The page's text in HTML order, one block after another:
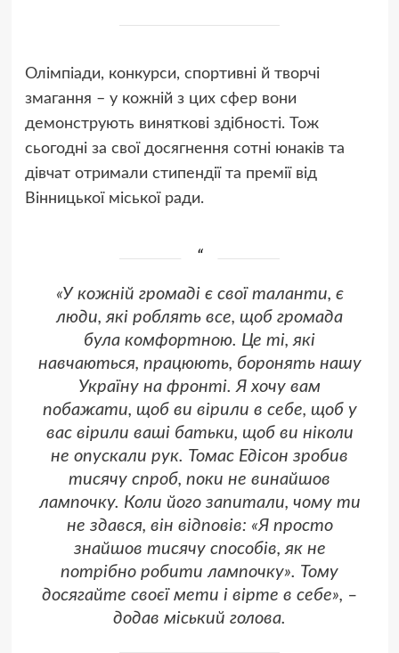
Олімпіади, конкурси, спортивні й творчі
змагання – у кожній з цих сфер вони
демонструють виняткові здібності. Тож
сьогодні за свої досягнення сотні юнаків та
дівчат отримали стипендії та премії від
Вінницької міської ради.
«У кожній громаді є свої таланти, є
люди, які роблять все, щоб громада
була комфортною. Це ті, які
навчаються, працюють, боронять нашу
Україну на фронті. Я хочу вам
побажати, щоб ви вірили в себе, щоб у
вас вірили ваші батьки, щоб ви ніколи
не опускали рук. Томас Едісон зробив
тисячу спроб, поки не винайшов
лампочку. Коли його запитали, чому ти
не здався, він відповів: «Я просто
знайшов тисячу способів, як не
потрібно робити лампочку». Тому
досягайте своєї мети і вірте в себе», –
додав міський голова.